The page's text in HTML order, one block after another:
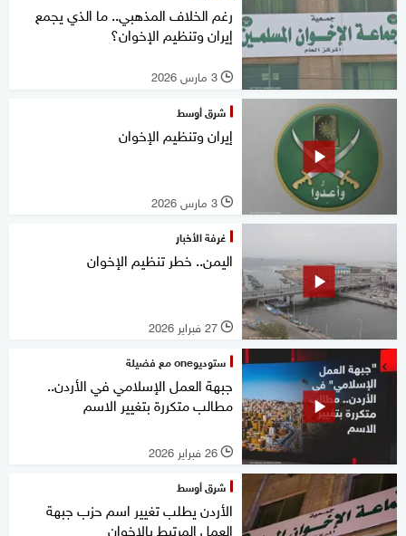
رغم الخلاف المذهبي.. ما الذي يجمع
إيران وتنظيم الإخوان؟
l 3 مارس 2026
شرق أوسط
إيران وتنظيم الإخوان
l 3 مارس 2026
غرفة الأخبار
اليمن.. خطر تنظيم الإخوان
l 27 فبراير 2026
ستوديوone مع فضيلة
جبهة العمل الإسلامي في الأردن..
مطالب متكررة بتغيير الاسم
l 26 فبراير 2026
شرق أوسط
الأردن يطلب تغيير اسم حزب جبهة
العمل المرتبط بالإخوان